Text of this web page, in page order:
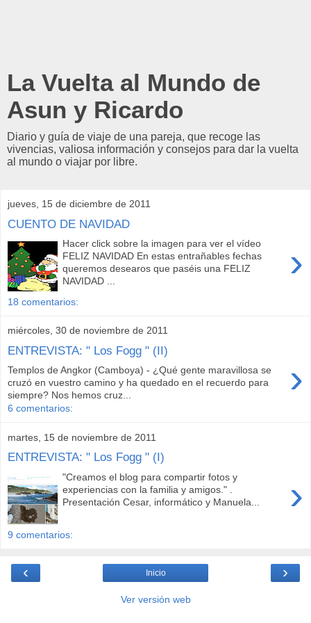
La Vuelta al Mundo de
Asun y Ricardo
Diario y guía de viaje de una pareja, que recoge las
vivencias, valiosa información y consejos para dar la vuelta
al mundo o viajar por libre.
jueves, 15 de diciembre de 2011
CUENTO DE NAVIDAD
›
Hacer click sobre la imagen para ver el vídeo
FELIZ NAVIDAD En estas entrañables fechas
queremos desearos que paséis una FELIZ
NAVIDAD ...
18 comentarios:
miércoles, 30 de noviembre de 2011
ENTREVISTA: " Los Fogg " (II)
›
Templos de Angkor (Camboya) - ¿Qué gente maravillosa se
cruzó en vuestro camino y ha quedado en el recuerdo para
siempre? Nos hemos cruz...
6 comentarios:
martes, 15 de noviembre de 2011
ENTREVISTA: " Los Fogg " (I)
›
"Creamos el blog para compartir fotos y
experiencias con la familia y amigos." .
Presentación Cesar, informático y Manuela...
9 comentarios:
‹ ›
Inicio
Ver versión web